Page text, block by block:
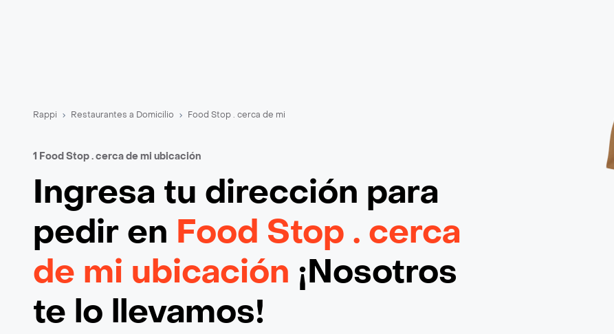
Rappi Restaurantes a Domicilio Food Stop . cerca de mi
1 Food Stop . cerca de mi ubicación
Ingresa tu dirección para
pedir en Food Stop . cerca
de mi ubicación ¡Nosotros
te lo llevamos!